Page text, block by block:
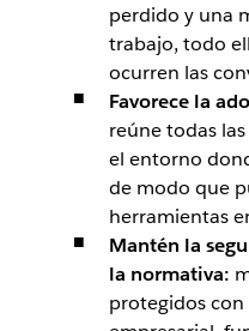
perdido y una
trabajo, todo
ocurren las
Favorece la
reúne todas
el entorno
de modo que
herramientas
Mantén la
la normativa:
protegidos